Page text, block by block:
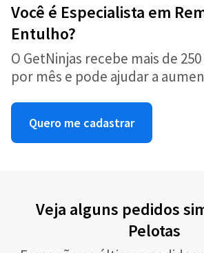
Você é Especialista em
Entulho?
O GetNinjas recebe mais de
por mês e pode ajudar a
Quero me cadastrar
Veja alguns pedidos
Pelotas